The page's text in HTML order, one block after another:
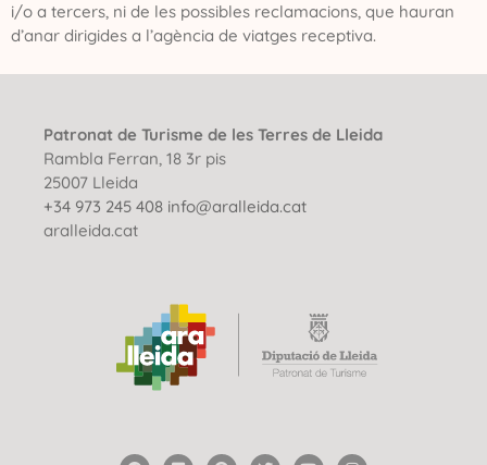
i/o a tercers, ni de les possibles reclamacions, que hauran
d’anar dirigides a l’agència de viatges receptiva.
Patronat de Turisme de les Terres de Lleida
Rambla Ferran, 18 3r pis
25007 Lleida
+34 973 245 408 info@aralleida.cat
aralleida.cat